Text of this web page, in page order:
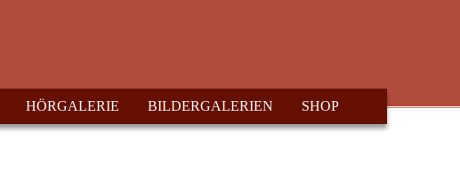
HÖRGALERIE BILDERGALERIEN SHOP